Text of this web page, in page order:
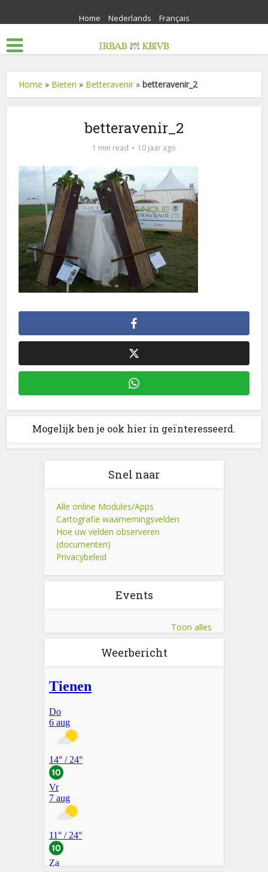
Home Nederlands Français
Home » Bieten » Betteravenir »betteravenir_2
betteravenir_2
1 min read 10 jaar ago
Mogelijk ben je ook hier in geïnteresseerd.
Snel naar
Alle online Modules/Apps
Cartografie waarnemingsvelden
Hoe uw velden observeren
(documenten)
Privacybeleid
Events
Toon alles
Weerbericht